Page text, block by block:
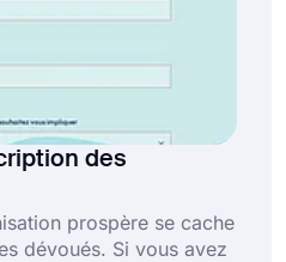
des
prospère se cache
dévoués. Si vous avez